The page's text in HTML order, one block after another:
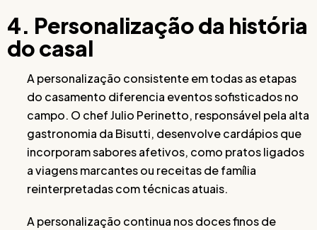
4. Personalização da história
do casal
A personalização consistente em todas as etapas
do casamento diferencia eventos sofisticados no
campo. O chef Julio Perinetto, responsável pela alta
gastronomia da Bisutti, desenvolve cardápios que
incorporam sabores afetivos, como pratos ligados
a viagens marcantes ou receitas de família
reinterpretadas com técnicas atuais.
A personalização continua nos doces finos de